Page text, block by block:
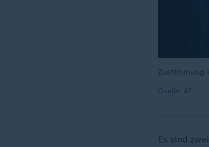
Zustimmung
Es sind